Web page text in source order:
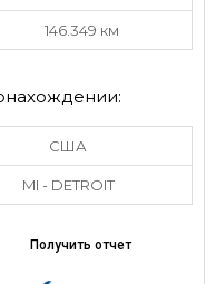
146.349 км
США
MI - DETROIT
Получить отчет